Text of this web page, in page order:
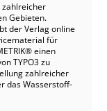
zahlreicher
Gebieten.
der Verlag online
für
einen
TYPO3 zu
zahlreicher
das Wasserstoff-